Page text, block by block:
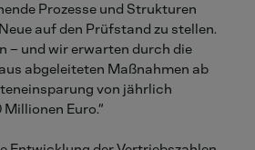
Prozesse und Strukturen
auf den Prüfstand zu stellen.
– und wir erwarten durch die
abgeleiteten Maßnahmen ab
von jährlich
Euro.“